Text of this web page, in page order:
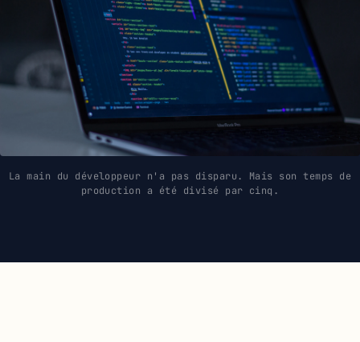
La main du développeur n'a pas disparu. Mais son temps de
production a été divisé par cinq.